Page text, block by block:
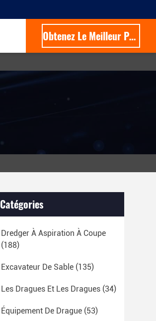
Obtenez Le Meilleur Prix
Catégories
Dredger À Aspiration À Coupe
(188)
Excavateur De Sable (135)
Les Dragues Et Les Dragues (34)
Équipement De Drague (53)